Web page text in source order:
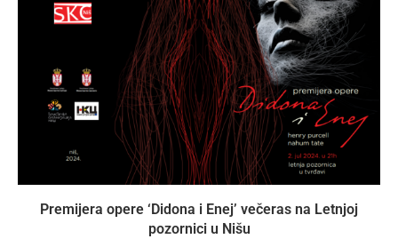
Premijera opere ‘Didona i Enej’ večeras na Letnjoj
pozornici u Nišu